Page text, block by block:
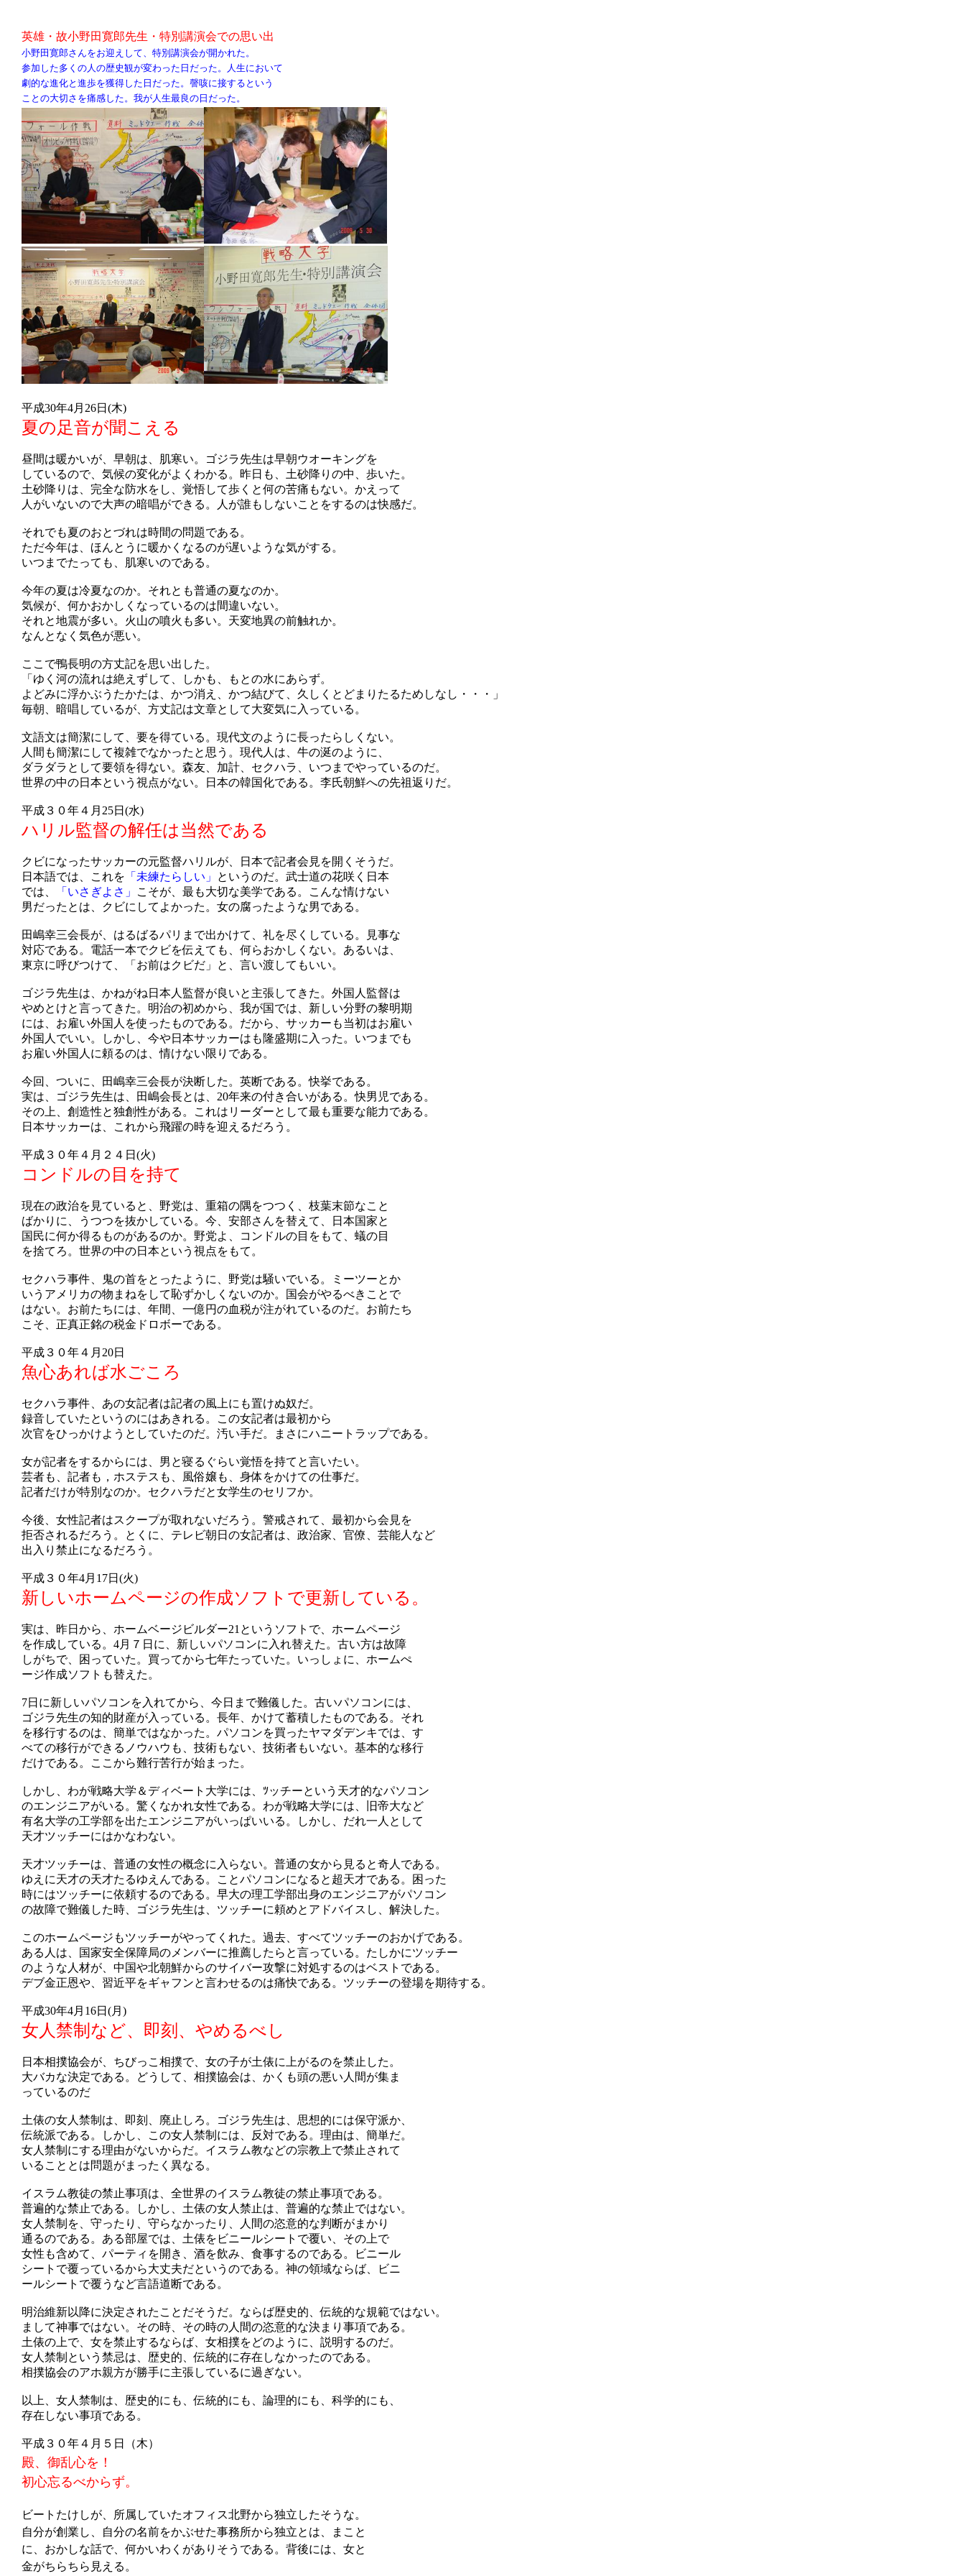
英雄・故小野田寛郎先生・特別講演会での思い出
小野田寛郎さんをお迎えして、特別講演会が開かれた。
参加した多くの人の歴史観が変わった日だった。人生において
劇的な進化と進歩を獲得した日だった。謦咳に接するという
ことの大切さを痛感した。我が人生最良の日だった。
平成30年4月26日(木)
夏の足音が聞こえる
昼間は暖かいが、早朝は、肌寒い。ゴジラ先生は早朝ウオーキングを
しているので、気候の変化がよくわかる。昨日も、土砂降りの中、歩いた。
土砂降りは、完全な防水をし、覚悟して歩くと何の苦痛もない。かえって
人がいないので大声の暗唱ができる。人が誰もしないことをするのは快感だ。
それでも夏のおとづれは時間の問題である。
ただ今年は、ほんとうに暖かくなるのが遅いような気がする。
いつまでたっても、肌寒いのである。
今年の夏は冷夏なのか。それとも普通の夏なのか。
気候が、何かおかしくなっているのは間違いない。
それと地震が多い。火山の噴火も多い。天変地異の前触れか。
なんとなく気色が悪い。
ここで鴨長明の方丈記を思い出した。
「ゆく河の流れは絶えずして、しかも、もとの水にあらず。
よどみに浮かぶうたかたは、かつ消え、かつ結びて、久しくとどまりたるためしなし・・・」
毎朝、暗唱しているが、方丈記は文章として大変気に入っている。
文語文は簡潔にして、要を得ている。現代文のように長ったらしくない。
人間も簡潔にして複雑でなかったと思う。現代人は、牛の涎のように、
ダラダラとして要領を得ない。森友、加計、セクハラ、いつまでやっているのだ。
世界の中の日本という視点がない。日本の韓国化である。李氏朝鮮への先祖返りだ。
平成３０年４月25日(水)
ハリル監督の解任は当然である
クビになったサッカーの元監督ハリルが、日本で記者会見を開くそうだ。
日本語では、これを 「未練たらしい」
というのだ。武士道の花咲く日本
では、
「いさぎよさ」
こそが、最も大切な美学である。こんな情けない
男だったとは、クビにしてよかった。女の腐ったような男である。
田嶋幸三会長が、はるばるパリまで出かけて、礼を尽くしている。見事な
対応である。電話一本でクビを伝えても、何らおかしくない。あるいは、
東京に呼びつけて、「お前はクビだ」と、言い渡してもいい。
ゴジラ先生は、かねがね日本人監督が良いと主張してきた。外国人監督は
やめとけと言ってきた。明治の初めから、我が国では、新しい分野の黎明期
には、お雇い外国人を使ったものである。だから、サッカーも当初はお雇い
外国人でいい。しかし、今や日本サッカーはも隆盛期に入った。いつまでも
お雇い外国人に頼るのは、情けない限りである。
今回、ついに、田嶋幸三会長が決断した。英断である。快挙である。
実は、ゴジラ先生は、田嶋会長とは、20年来の付き合いがある。快男児である。
その上、創造性と独創性がある。これはリーダーとして最も重要な能力である。
日本サッカーは、これから飛躍の時を迎えるだろう。
平成３０年４月２４日(火)
コンドルの目を持て
現在の政治を見ていると、野党は、重箱の隅をつつく、枝葉末節なこと
ばかりに、うつつを抜かしている。今、安部さんを替えて、日本国家と
国民に何か得るものがあるのか。野党よ、コンドルの目をもて、蟻の目
を捨てろ。世界の中の日本という視点をもて。
セクハラ事件、鬼の首をとったように、野党は騒いでいる。ミーツーとか
いうアメリカの物まねをして恥ずかしくないのか。国会がやるべきことで
はない。お前たちには、年間、一億円の血税が注がれているのだ。お前たち
こそ、正真正銘の税金ドロボーである。
平成３０年４月20日
魚心あれば水ごころ
セクハラ事件、あの女記者は記者の風上にも置けぬ奴だ。
録音していたというのにはあきれる。この女記者は最初から
次官をひっかけようとしていたのだ。汚い手だ。まさにハニートラップである。
女が記者をするからには、男と寝るぐらい覚悟を持てと言いたい。
芸者も、記者も，ホステスも、風俗嬢も、身体をかけての仕事だ。
記者だけが特別なのか。セクハラだと女学生のセリフか。
今後、女性記者はスクープが取れないだろう。警戒されて、最初から会見を
拒否されるだろう。とくに、テレビ朝日の女記者は、政治家、官僚、芸能人など
出入り禁止になるだろう。
平成３０年4月17日(火)
新しいホームページの作成ソフトで更新している。
実は、昨日から、ホームベージビルダー21というソフトで、ホームページ
を作成している。4月７日に、新しいパソコンに入れ替えた。古い方は故障
しがちで、困っていた。買ってから七年たっていた。いっしょに、ホームぺ
ージ作成ソフトも替えた。
7日に新しいパソコンを入れてから、今日まで難儀した。古いパソコンには、
ゴジラ先生の知的財産が入っている。長年、かけて蓄積したものである。それ
を移行するのは、簡単ではなかった。パソコンを買ったヤマダデンキでは、す
べての移行ができるノウハウも、技術もない、技術者もいない。基本的な移行
だけである。ここから難行苦行が始まった。
しかし、わが戦略大学＆ディベート大学には、ﾂッチーという天才的なパソコン
のエンジニアがいる。驚くなかれ女性である。わが戦略大学には、旧帝大など
有名大学の工学部を出たエンジニアがいっぱいいる。しかし、だれ一人として
天才ツッチーにはかなわない。
天才ツッチーは、普通の女性の概念に入らない。普通の女から見ると奇人である。
ゆえに天才の天才たるゆえんである。ことパソコンになると超天才である。困った
時にはツッチーに依頼するのである。早大の理工学部出身のエンジニアがパソコン
の故障で難儀した時、ゴジラ先生は、ツッチーに頼めとアドバイスし、解決した。
このホームページもツッチーがやってくれた。過去、すべてツッチーのおかげである。
ある人は、国家安全保障局のメンバーに推薦したらと言っている。たしかにツッチー
のような人材が、中国や北朝鮮からのサイバー攻撃に対処するのはベストである。
デブ金正恩や、習近平をギャフンと言わせるのは痛快である。ツッチーの登場を期待する。
平成30年4月16日(月)
女人禁制など、即刻、やめるべし
日本相撲協会が、ちびっこ相撲で、女の子が土俵に上がるのを禁止した。
大バカな決定である。どうして、相撲協会は、かくも頭の悪い人間が集ま
っているのだ
土俵の女人禁制は、即刻、廃止しろ。ゴジラ先生は、思想的には保守派か、
伝統派である。しかし、この女人禁制には、反対である。理由は、簡単だ。
女人禁制にする理由がないからだ。イスラム教などの宗教上で禁止されて
いることとは問題がまったく異なる。
イスラム教徒の禁止事項は、全世界のイスラム教徒の禁止事項である。
普遍的な禁止である。しかし、土俵の女人禁止は、普遍的な禁止ではない。
女人禁制を、守ったり、守らなかったり、人間の恣意的な判断がまかり
通るのである。ある部屋では、土俵をビニールシートで覆い、その上で
女性も含めて、パーティを開き、酒を飲み、食事するのである。ビニール
シートで覆っているから大丈夫だというのである。神の領域ならば、ビニ
ールシートで覆うなど言語道断である。
明治維新以降に決定されたことだそうだ。ならば歴史的、伝統的な規範ではない。
まして神事ではない。その時、その時の人間の恣意的な決まり事項である。
土俵の上で、女を禁止するならば、女相撲をどのように、説明するのだ。
女人禁制という禁忌は、歴史的、伝統的に存在しなかったのである。
相撲協会のアホ親方が勝手に主張しているに過ぎない。
以上、女人禁制は、歴史的にも、伝統的にも、論理的にも、科学的にも、
存在しない事項である。
平成３０年４月５日（木）
殿、御乱心を！
初心忘るべからず。
ビートたけしが、所属していたオフィス北野から独立したそうな。
自分が創業し、自分の名前をかぶせた事務所から独立とは、まこと
に、おかしな話で、何かいわくがありそうである。背後には、女と
金がちらちら見える。